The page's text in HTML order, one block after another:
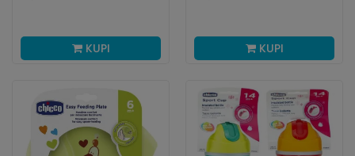
KUPI KUPI